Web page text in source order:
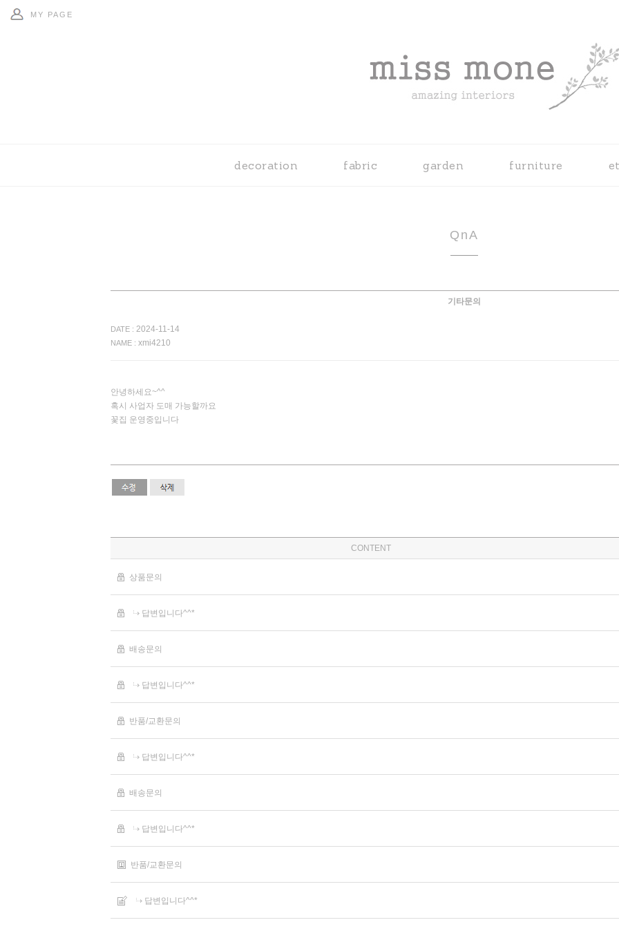
MY PAGE
decoration fabric garden furniture
QnA
기타문의
DATE : 2024-11-14
NAME : xmi4210
안녕하세요~^^
혹시 사업자 도매 가능할까요
꽃집 운영중입니다
CONTENT
상품문의
답변입니다^^*
배송문의
답변입니다^^*
반품/교환문의
답변입니다^^*
배송문의
답변입니다^^*
반품/교환문의
답변입니다^^*